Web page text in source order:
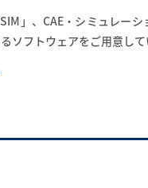
」、CAE・シミュレー
ソフトウェアをご用意して